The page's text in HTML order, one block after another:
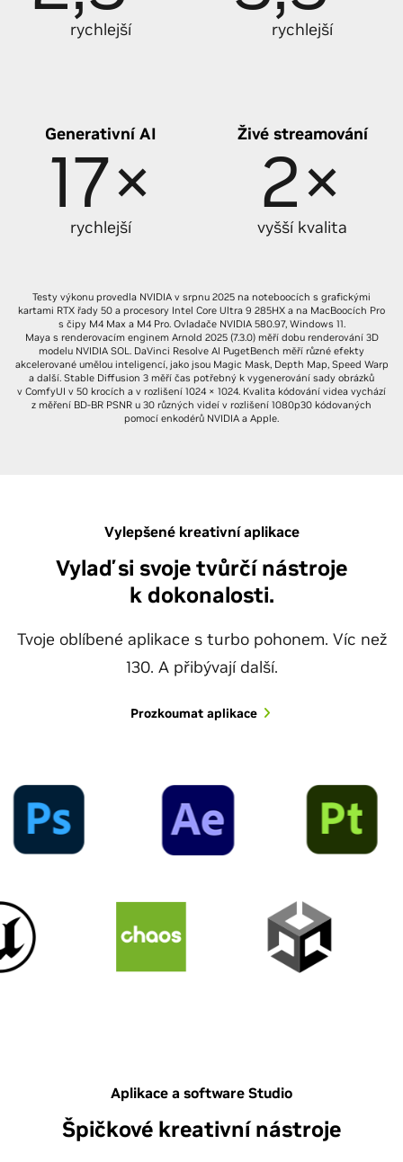
rychlejší rychlejší
Generativní AI
17×
rychlejší
Živé streamování
2×
vyšší kvalita
Testy výkonu provedla NVIDIA v srpnu 2025 na noteboocích s grafickými
kartami RTX řady 50 a procesory Intel Core Ultra 9 285HX a na MacBoocích Pro
s čipy M4 Max a M4 Pro. Ovladače NVIDIA 580.97, Windows 11.
Maya s renderovacím enginem Arnold 2025 (7.3.0) měří dobu renderování 3D
modelu NVIDIA SOL. DaVinci Resolve AI PugetBench měří různé efekty
akcelerované umělou inteligencí, jako jsou Magic Mask, Depth Map, Speed Warp
a další. Stable Diffusion 3 měří čas potřebný k vygenerování sady obrázků
v ComfyUI v 50 krocích a v rozlišení 1024 × 1024. Kvalita kódování videa vychází
z měření BD-BR PSNR u 30 různých videí v rozlišení 1080p30 kódovaných
pomocí enkodérů NVIDIA a Apple.
Vylepšené kreativní aplikace
Vylaď si svoje tvůrčí nástroje
k dokonalosti.
Tvoje oblíbené aplikace s turbo pohonem. Víc než
130. A přibývají další.
Prozkoumat aplikace
Aplikace a software Studio
Špičkové kreativní nástroje